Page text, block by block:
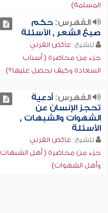
المسلمة)
الفهرس:حكم
صبغ الشعر , الأسئلة
للشيخ: عائض القرني
جزء من محاضرة ( أسباب
السعادة وكيف نحصل عليها؟)
الفهرس:أدعية
تحجز الإنسان عن
الشهوات والشبهات ,
الأسئلة
للشيخ: عائض القرني
جزء من محاضرة ( أهل الشبهات
وأهل الشهوات)